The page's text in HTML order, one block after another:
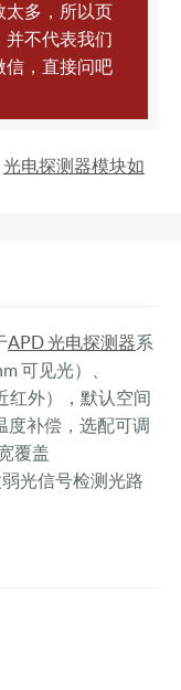
太多，所以页
并不代表我们
信，直接问吧
光电探测器模块如
APD 光电探测器系
可见光）、
红外），默认空间
度补偿，选配可调
覆盖
光信号检测光路